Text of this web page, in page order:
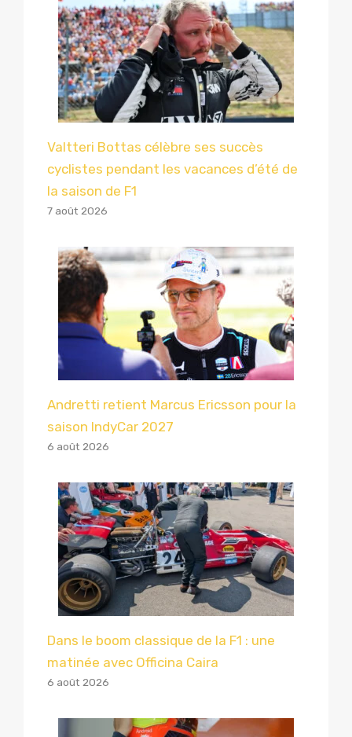
Valtteri Bottas célèbre ses succès
cyclistes pendant les vacances d’été de
la saison de F1
7 août 2026
Andretti retient Marcus Ericsson pour la
saison IndyCar 2027
6 août 2026
Dans le boom classique de la F1 : une
matinée avec Officina Caira
6 août 2026